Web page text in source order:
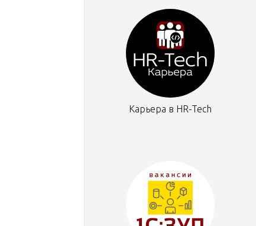
Карьера в HR-Tech